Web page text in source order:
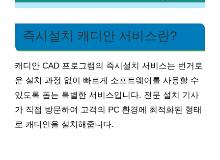
즉시설치 캐디안 서비스란?
캐디안 CAD 프로그램의 즉시설치 서비스는 번거로
운 설치 과정 없이 빠르게 소프트웨어를 사용할 수
있도록 돕는 특별한 서비스입니다. 전문 설치 기사
가 직접 방문하여 고객의 PC 환경에 최적화된 형태
로 캐디안을 설치해줍니다.